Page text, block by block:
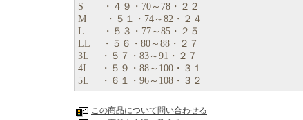
S ・４９・70～78・２２
M ・５１・74～82・２４
L ・５３・77～85・２５
LL ・５６・80～88・２７
3L ・５７・83～91・２７
4L ・５９・88～100・３１
5L ・６１・96～108・３２
この商品について問い合わせる